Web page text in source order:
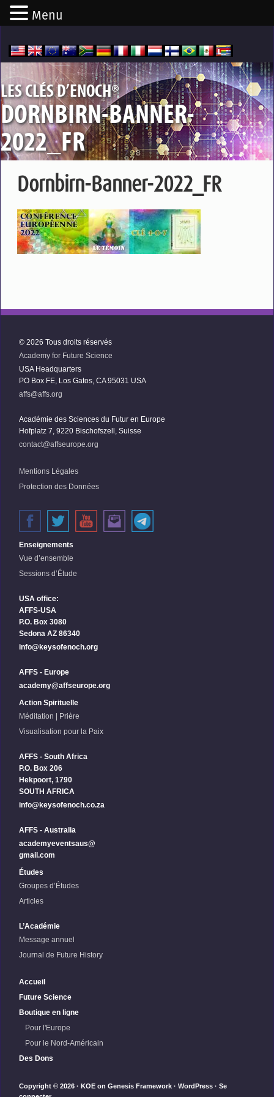
LES CLÉS D’ENOCH®
DORNBIRN-BANNER-
2022_FR
Dornbirn-Banner-2022_FR
© 2026 Tous droits réservés
Academy for Future Science
USA Headquarters
PO Box FE, Los Gatos, CA 95031 USA
affs@affs.org
Académie des Sciences du Futur en Europe
Hofplatz 7, 9220 Bischofszell, Suisse
contact@affseurope.org
Mentions Légales
Protection des Données
Enseignements
Vue d’ensemble
Sessions d’Étude
USA office:
AFFS-USA
P.O. Box 3080
Sedona AZ 86340
info@keysofenoch.org
AFFS - Europe
academy@affseurope.org
Action Spirituelle
Méditation | Prière
Visualisation pour la Paix
AFFS - South Africa
P.O. Box 206
Hekpoort, 1790
SOUTH AFRICA
info@keysofenoch.co.za
AFFS - Australia
academyeventsaus@
gmail.com
Études
Groupes d’Études
Articles
L’Académie
Message annuel
Journal de Future History
Accueil
Future Science
Boutique en ligne
Pour l'Europe
Pour le Nord-Américain
Des Dons
Copyright © 2026 · KOE on Genesis Framework · WordPress · Se
Menu